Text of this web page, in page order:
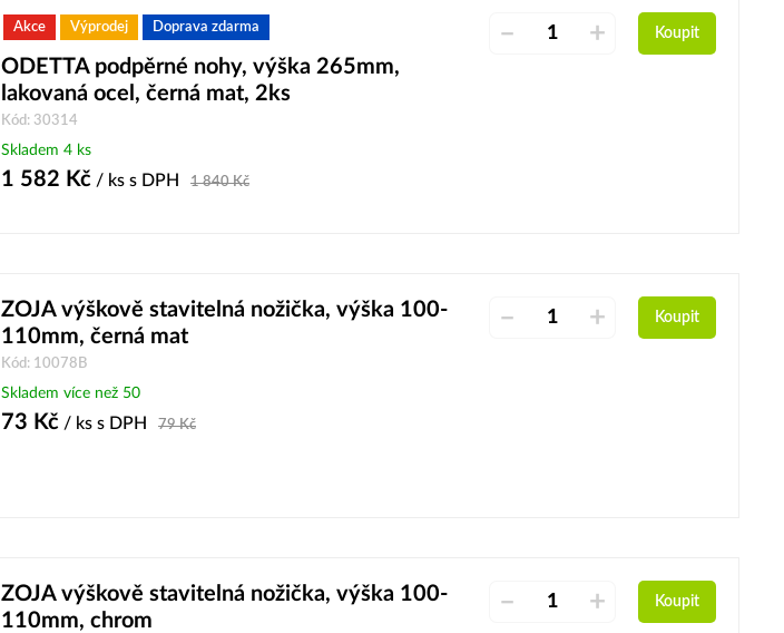
Akce Výprodej Doprava zdarma
ODETTA podpěrné nohy, výška 265mm,
lakovaná ocel, černá mat, 2ks
Kód: 30314
Skladem 4 ks
1 582 Kč / ks s DPH 1 840Kč
– + Koupit
ZOJA výškově stavitelná nožička, výška 100-
110mm, černá mat
Kód: 10078B
Skladem více než 50
73 Kč / ks s DPH 79Kč
– + Koupit
ZOJA výškově stavitelná nožička, výška 100-
110mm, chrom
– + Koupit